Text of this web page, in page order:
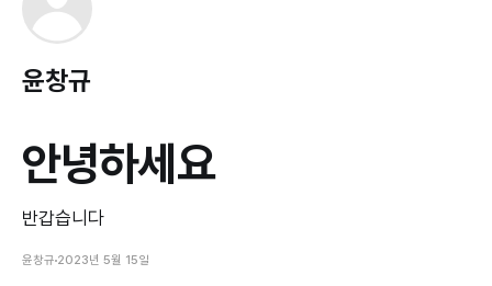
윤창규
안녕하세요
반갑습니다
윤창규 2023년 5월 15일